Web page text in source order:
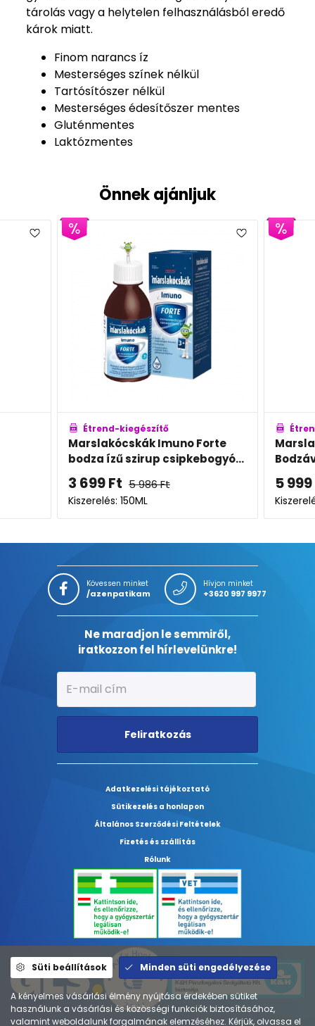
tárolás vagy a helytelen felhasználásból eredő
károk miatt.
Finom narancs íz
Mesterséges színek nélkül
Tartósítószer nélkül
Mesterséges édesítőszer mentes
Gluténmentes
Laktózmentes
Önnek ajánljuk
Étrend-kiegészítő
Marslakócskák Gummi
Bodzával DUOPACK
5 999Ft 7 819Ft
Kiszerelés: 2X60
5
Kövessen minket
/azenpatikam
Hívjon minket
+3620 997 9977
Ne maradjon le semmiről,
iratkozzon fel hírlevelünkre!
Feliratkozás
Adatkezelési tájékoztató
Sütikezelés a honlapon
Általános Szerződési Feltételek
Fizetés és szállítás
Rólunk
Süti beállítások Minden süti engedélyezése
A kényelmes vásárlási élmény nyújtása érdekében sütiket
használunk a vásárlási és közösségi funkciók biztosításához,
valamint weboldalunk forgalmának elemzéséhez. Kérjük, olvassa el